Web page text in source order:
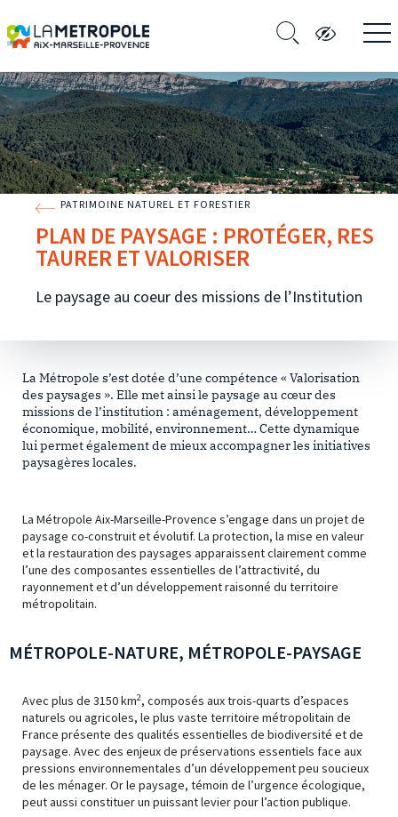
PATRIMOINE NATUREL ET FORESTIER
PLAN DE PAYSAGE : PROTÉGER, RES
TAURER ET VALORISER
Le paysage au coeur des missions de l’Institution
La Métropole s’est dotée d’une compétence « Valorisation
des paysages ». Elle met ainsi le paysage au cœur des
missions de l’institution : aménagement, développement
économique, mobilité, environnement… Cette dynamique
lui permet également de mieux accompagner les initiatives
paysagères locales.
La Métropole Aix-Marseille-Provence s’engage dans un projet de
paysage co-construit et évolutif. La protection, la mise en valeur
et la restauration des paysages apparaissent clairement comme
l’une des composantes essentielles de l’attractivité, du
rayonnement et d’un développement raisonné du territoire
métropolitain.
MÉTROPOLE-NATURE, MÉTROPOLE-PAYSAGE
Avec plus de 3150 km2, composés aux trois-quarts d’espaces
naturels ou agricoles, le plus vaste territoire métropolitain de
France présente des qualités essentielles de biodiversité et de
paysage. Avec des enjeux de préservations essentiels face aux
pressions environnementales d’un développement peu soucieux
de les ménager. Or le paysage, témoin de l’urgence écologique,
peut aussi constituer un puissant levier pour l’action publique.